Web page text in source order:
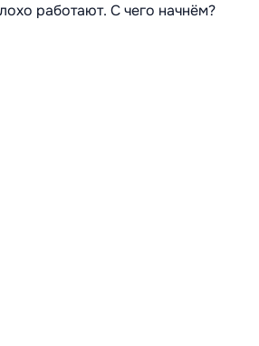
работают. С чего начнём?